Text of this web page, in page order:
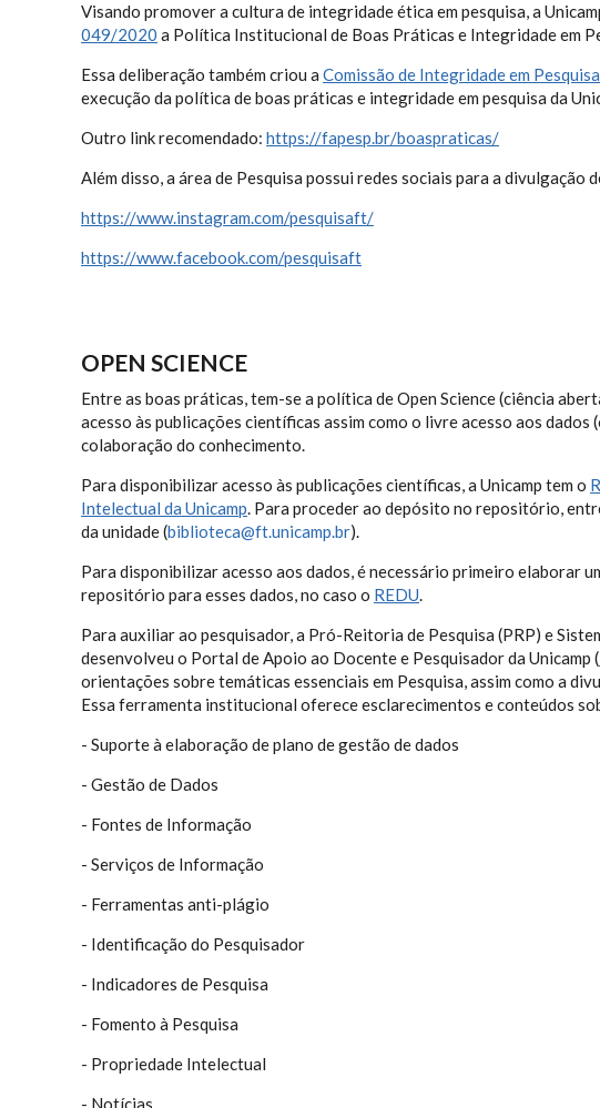
Visando promover a cultura de integridade ética em pesquisa, a
049/2020 a Política Institucional de Boas Práticas e Integridade em
Essa deliberação também criou a Comissão de Integridade em
execução da política de boas práticas e integridade em pesquisa da
Outro link recomendado: https://fapesp.br/boaspraticas/
Além disso, a área de Pesquisa possui redes sociais para a divulgação
https://www.instagram.com/pesquisaft/
https://www.facebook.com/pesquisaft
OPEN SCIENCE
Entre as boas práticas, tem-se a política de Open Science (ciência
acesso às publicações científicas assim como o livre acesso aos dados
colaboração do conhecimento.
Para disponibilizar acesso às publicações científicas, a Unicamp tem o
Intelectual da Unicamp. Para proceder ao depósito no repositório,
da unidade (biblioteca@ft.unicamp.br).
Para disponibilizar acesso aos dados, é necessário primeiro elaborar
repositório para esses dados, no caso o REDU.
Para auxiliar ao pesquisador, a Pró-Reitoria de Pesquisa (PRP) e
desenvolveu o Portal de Apoio ao Docente e Pesquisador da Unicamp (
orientações sobre temáticas essenciais em Pesquisa, assim como a
Essa ferramenta institucional oferece esclarecimentos e conteúdos
- Suporte à elaboração de plano de gestão de dados
- Gestão de Dados
- Fontes de Informação
- Serviços de Informação
- Ferramentas anti-plágio
- Identificação do Pesquisador
- Indicadores de Pesquisa
- Fomento à Pesquisa
- Propriedade Intelectual
- Notícias